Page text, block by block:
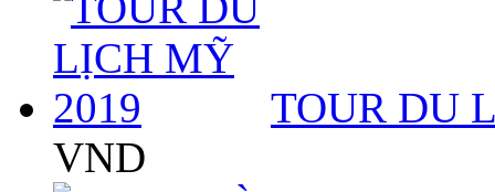
TOUR DU
VND